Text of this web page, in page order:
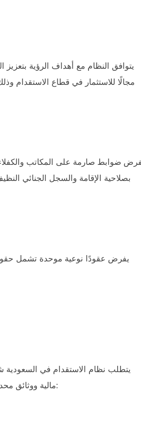
يتوافق النظام مع أهداف الرؤية
مجالًا للاستثمار في قطاع الاستقدام
ضوابط صارمة على المكاتب
بصلاحية الإقامة والسجل الجنائي
يفرض عقودًا نوعية موحدة تشمل
يتطلب نظام الاستقدام في السعودية
مالية ووثائق محدثة سواء للأفراد مثل استقدام العائلة المقيمين والشركات، ومن أهم تلك الشروط: